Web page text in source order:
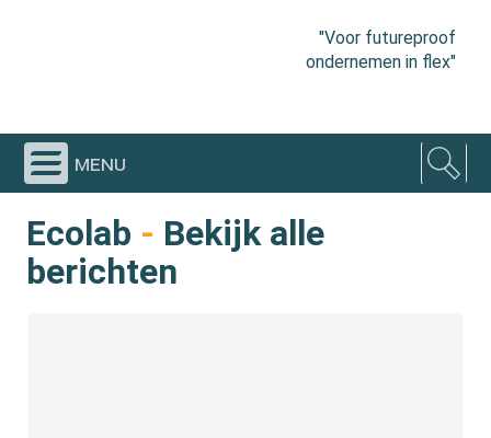
"Voor futureproof
ondernemen in flex"
menu
Ecolab - Bekijk alle
berichten